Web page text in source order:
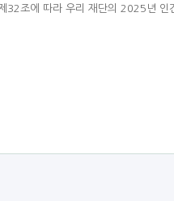
제32조에 따라 우리 재단의 2025년